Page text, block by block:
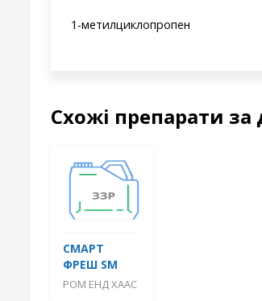
1-метилциклопропен
Схожі препарати
СМАРТ
ФРЕШ SM
РОМ ЕНД ХААС